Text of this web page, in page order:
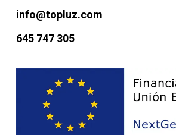
info@topluz.com
645 747 305